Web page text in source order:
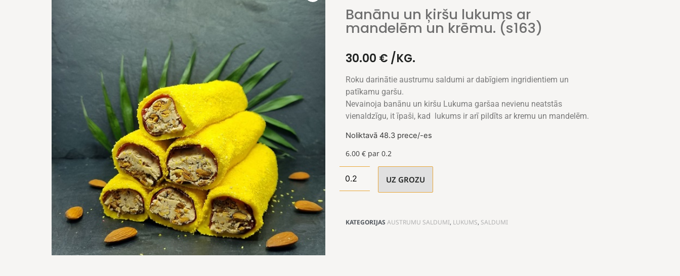
Banānu un ķiršu lukums ar
mandelēm un krēmu. (s163)
30.00 € /KG.
Roku darinātie austrumu saldumi ar dabīgiem ingridientiem un
patīkamu garšu.
Nevainoja banānu un kiršu Lukuma garšaa nevienu neatstās
vienaldzīgu, it īpaši, kad lukums ir arī pildīts ar kremu un mandelēm.
Noliktavā 48.3 prece/-es
6.00€ par 0.2
UZ GROZU
KATEGORIJAS AUSTRUMU SALDUMI, LUKUMS, SALDUMI